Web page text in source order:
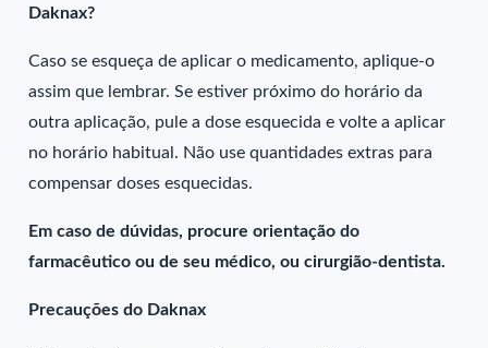
Daknax?
Caso se esqueça de aplicar o medicamento, aplique-o
assim que lembrar. Se estiver próximo do horário da
outra aplicação, pule a dose esquecida e volte a aplicar
no horário habitual. Não use quantidades extras para
compensar doses esquecidas.
Em caso de dúvidas, procure orientação do
farmacêutico ou de seu médico, ou cirurgião-dentista.
Precauções do Daknax